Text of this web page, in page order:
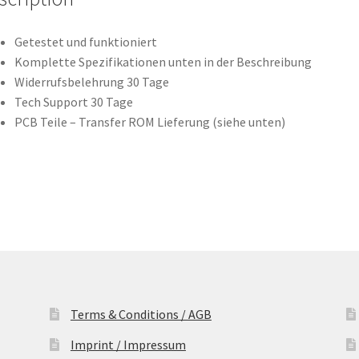
Leiterplatte
quantity
Getestet und funktioniert
Komplette Spezifikationen unten in der Beschreibung
Widerrufsbelehrung 30 Tage
Tech Support 30 Tage
PCB Teile – Transfer ROM Lieferung (siehe unten)
Terms & Conditions / AGB
Imprint / Impressum